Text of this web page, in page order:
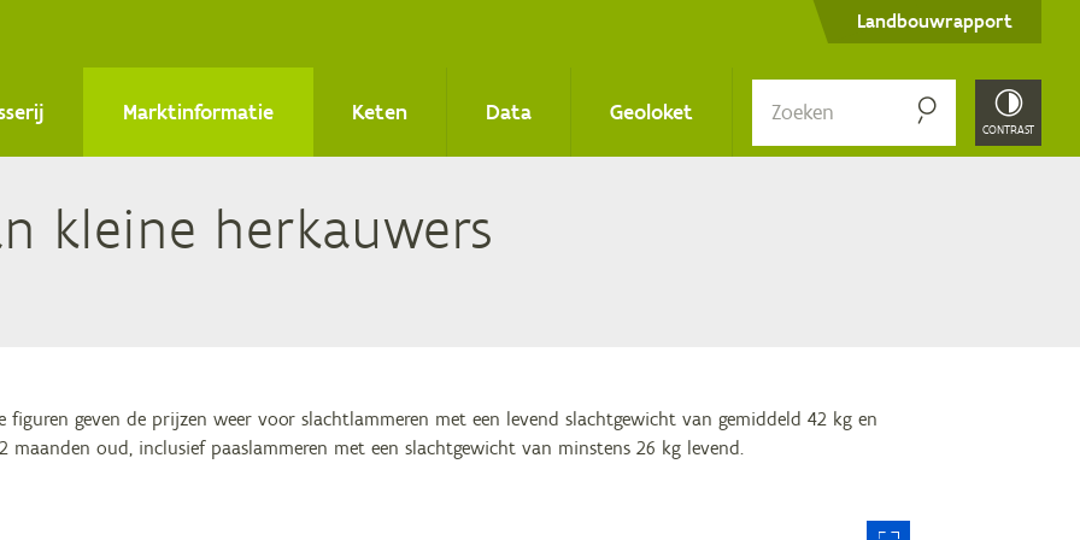
Secondary
menu
Landbouwrapport
Marktinformatie Keten Data Geoloket
ken
CONTRAST
klei­ne herkauwers
figuren geven de prijzen weer voor slachtlammeren met een levend slachtgewicht van gemiddeld 42 kg en
maanden oud, inclusief paaslammeren met een slachtgewicht van minstens 26 kg levend.